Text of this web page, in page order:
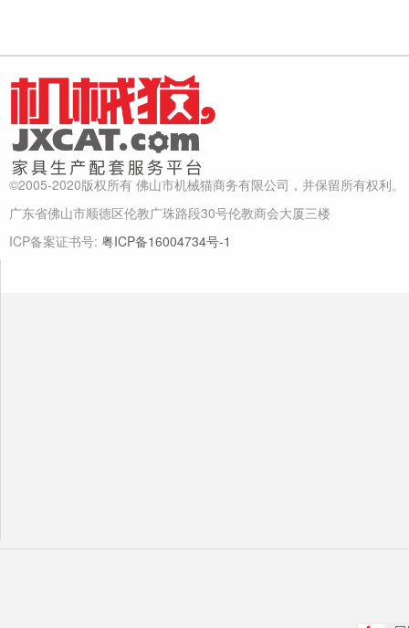
©2005-2020版权所有 佛山市机械猫商务有限公司，并保留所有权利。
广东省佛山市顺德区伦教广珠路段30号伦教商会大厦三楼
ICP备案证书号: 粤ICP备16004734号-1